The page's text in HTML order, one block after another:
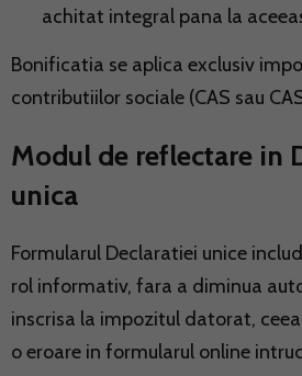
achitat integral pana la
Bonificatia se aplica exclusiv
contributiilor sociale (CAS sau
Modul de reflectare in
unica
Formularul Declaratiei unice
rol informativ, fara a diminua
inscrisa la impozitul datorat,
o eroare in formularul online